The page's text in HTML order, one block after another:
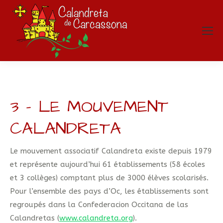
3 – LE MOUVEMENT
CALANDRETA
Le mouvement associatif Calandreta existe depuis 1979
et représente aujourd’hui 61 établissements (58 écoles
et 3 collèges) comptant plus de 3000 élèves scolarisés.
Pour l’ensemble des pays d’Oc, les établissements sont
regroupés dans la Confederacion Occitana de las
Calandretas (www.calandreta.org).